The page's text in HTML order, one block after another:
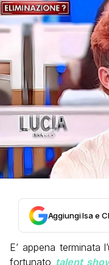
Aggiungi Isa e
E’ appena terminata
fortunato talent